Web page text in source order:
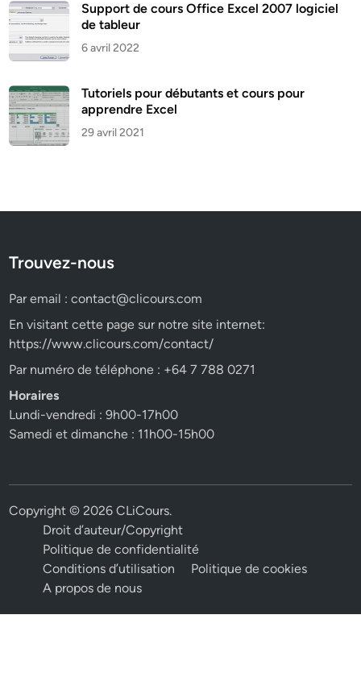
Support de cours Office Excel 2007 logiciel
de tableur
6 avril 2022
Tutoriels pour débutants et cours pour
apprendre Excel
29 avril 2021
Trouvez-nous
Par email :contact@clicours.com
En visitant cette page sur notre site internet:
https://www.clicours.com/contact/
Par numéro de téléphone : +64 7 788 0271
Horaires
Lundi-vendredi : 9h00-17h00
Samedi et dimanche : 11h00-15h00
Copyright © 2026CLiCours.
Droit d’auteur/Copyright
Politique de confidentialité
Conditions d’utilisation
Politique de cookies
A propos de nous